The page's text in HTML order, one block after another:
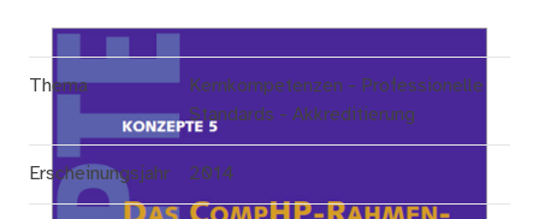
Thema
Kernkompetenzen - Professionelle
Standards - Akkreditierung
Erscheinungsjahr 2014